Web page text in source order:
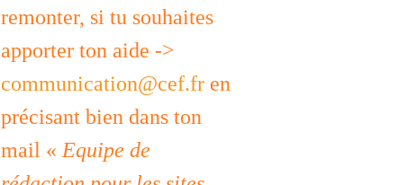
remonter, si tu souhaites
apporter ton aide ->
communication@cef.fr en
précisant bien dans ton
mail « Equipe de